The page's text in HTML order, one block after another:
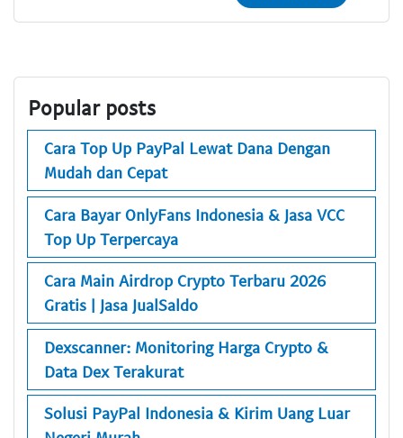
Popular posts
Cara Top Up PayPal Lewat Dana Dengan
Mudah dan Cepat
Cara Bayar OnlyFans Indonesia & Jasa VCC
Top Up Terpercaya
Cara Main Airdrop Crypto Terbaru 2026
Gratis | Jasa JualSaldo
Dexscanner: Monitoring Harga Crypto &
Data Dex Terakurat
Solusi PayPal Indonesia & Kirim Uang Luar